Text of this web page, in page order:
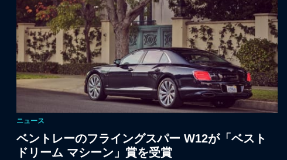
ニュース
ベントレーのフライングスパー W12が「ベスト
ドリーム マシーン」賞を受賞